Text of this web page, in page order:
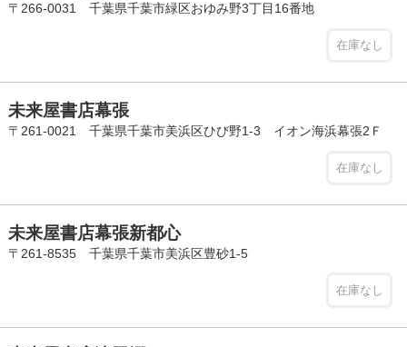
〒266-0031 千葉県千葉市緑区おゆみ野3丁目16番地
在庫なし
未来屋書店幕張
〒261-0021 千葉県千葉市美浜区ひび野1-3 イオン海浜幕張2Ｆ
在庫なし
未来屋書店幕張新都心
〒261-8535 千葉県千葉市美浜区豊砂1-5
在庫なし